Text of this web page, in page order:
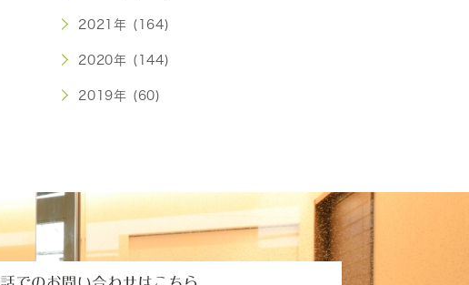
2021年 (164)
2020年 (144)
2019年 (60)